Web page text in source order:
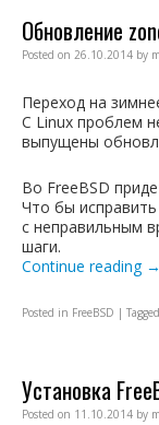
Обновление
Posted on 26.10.2014 by
Переход на
С Linux проблем
выпущены
Во FreeBSD
Что бы
с неправильным
шаги.
Continue reading →
Posted in FreeBSD | Tagged
Установка
Posted on 11.10.2014 by